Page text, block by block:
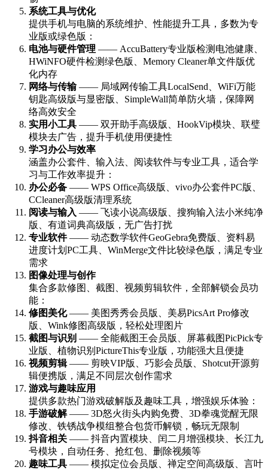
系统工具与优化
提供手机与电脑的系统维护、性能提升工具，多数为专
业版或绿色版：
电池与硬件管理 —— AccuBattery专业版检测电池健康、
HWiNFO硬件检测绿色版、Memory Cleaner单文件版优
化内存
网络与传输—— 局域网传输工具LocalSend、WiFi万能
钥匙高级版与显密版、SimpleWall简单防火墙，保障网
络高效安全
实用小工具 —— 双开助手高级版、HookVip模块、联璧
模块去广告，提升手机使用便捷性
学习办公与效率
涵盖办公套件、输入法、阅读软件与专业工具，适合学
习与工作效率提升：
办公必备 —— WPS Office高级版、vivo办公套件PC版、
CCleaner高级版清理系统
阅读与输入 —— 飞读小说高级版、搜狗输入法小米纯净
版、有道词典高级版，无广告打扰
专业软件—— 动态数学软件GeoGebra免费版、资料易
进度计划PC工具、WinMerge文件比较绿色版，满足专业
需求
图像处理与创作
集合多款修图、截图、视频剪辑软件，全部解锁会员功
能：
修图美化—— 美图秀秀会员版、美易PicsArt Pro修改
版、Wink修图高级版，轻松处理图片
截图与识别 —— 全能截图王会员版、屏幕截图PicPick专
业版、植物识别PictureThis专业版，功能强大且便捷
视频剪辑—— 剪映VIP版、巧影会员版、Shotcut开源剪
辑便携版，满足不同层次创作需求
游戏与趣味应用
提供多款热门游戏破解版及趣味工具，增强娱乐体验：
手游破解—— 3D怒火街头内购免费、3D拳魂觉醒无限
修改、铁锈战争模组整合包货币解锁，畅玩无限制
抖音相关 —— 抖音内置模块、闰二月增强模块、长江九
号模块，自动任务、抢红包、删除视频等
趣味工具 —— 模拟定位会员版、禅定空间高级版、言叶